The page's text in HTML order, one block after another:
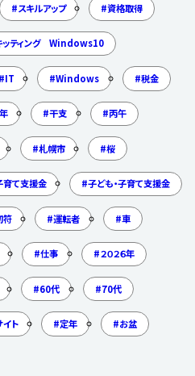
スキルアップ 資格取得
ッティング Windows10
IT Windows 税金
干支 丙午
札幌市 桜
育て支援金 子ども・子育て支援金
符 運転者 車
仕事 ２０２６年
60代 70代
ト 定年 お盆